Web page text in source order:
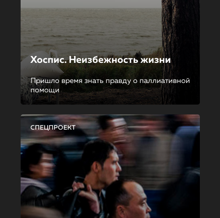
Хоспис. Неизбежность жизни
Пришло время знать правду о паллиативной
помощи
СПЕЦПРОЕКТ